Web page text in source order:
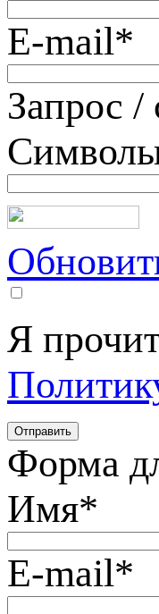
E-mail*
Запрос
Я
Форма
Имя*
E-mail*